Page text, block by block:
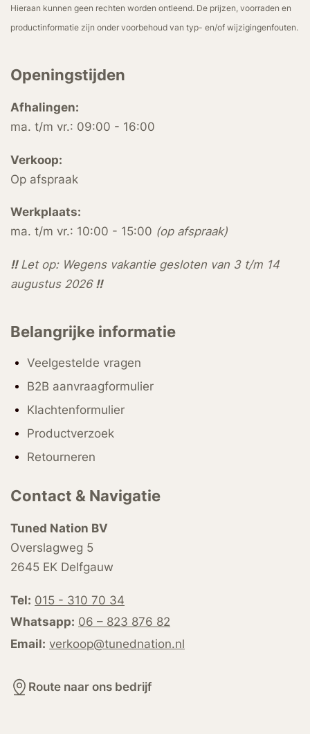
Hieraan kunnen geen rechten worden ontleend. De prijzen, voorraden en
productinformatie zijn onder voorbehoud van typ- en/of wijzigingenfouten.
Openingstijden
Afhalingen:
ma. t/m vr.: 09:00 - 16:00
Verkoop:
Op afspraak
Werkplaats:
ma. t/m vr.: 10:00 - 15:00 (op afspraak)
!!Let op: Wegens vakantie gesloten van 3 t/m 14
augustus 2026 !!
Belangrijke informatie
Veelgestelde vragen
B2B aanvraagformulier
Klachtenformulier
Productverzoek
Retourneren
Contact & Navigatie
Tuned Nation BV
Overslagweg 5
2645 EK Delfgauw
Tel: 015 - 310 70 34
Whatsapp: 06 – 823 876 82
Email: verkoop@tunednation.nl
Route naar ons bedrijf